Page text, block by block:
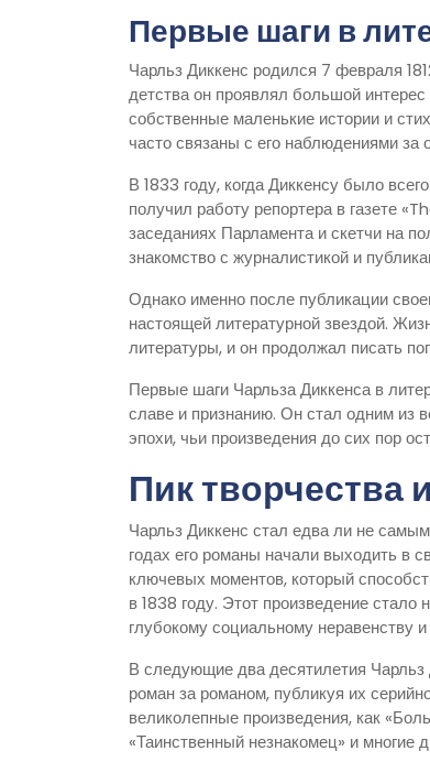
Первые шаги в
Чарльз Диккенс родился 7 февраля
детства он проявлял большой
собственные маленькие истории и
часто связаны с его наблюдениями
В 1833 году, когда Диккенсу было
получил работу репортера в газете
заседаниях Парламента и скетчи на
знакомство с журналистикой и
Однако именно после публикации
настоящей литературной звездой.
литературы, и он продолжал писать
Первые шаги Чарльза Диккенса в
славе и признанию. Он стал одним из
эпохи, чьи произведения до сих пор
Пик творчества
Чарльз Диккенс стал едва ли не
годах его романы начали выходить в
ключевых моментов, который
в 1838 году. Этот произведение
глубокому социальному неравенству
В следующие два десятилетия Чарльз
роман за романом, публикуя их
великолепные произведения, как
«Таинственный незнакомец» и многие